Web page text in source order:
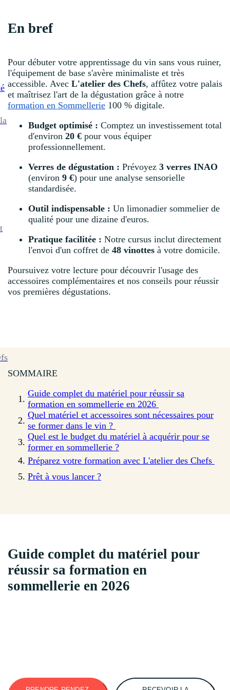
En bref
Pour débuter votre apprentissage du vin sans vous ruiner,
l'équipement de base s'avère minimaliste et très
accessible. Avec L'atelier des Chefs, affûtez votre palais
et maîtrisez l'art de la dégustation grâce à notre
formation en Sommellerie 100 % digitale.
Budget optimisé : Comptez un investissement total
d'environ 20 € pour vous équiper
professionnellement.
Verres de dégustation : Prévoyez 3 verres INAO
(environ 9 €) pour une analyse sensorielle
standardisée.
Outil indispensable : Un limonadier sommelier de
qualité pour une dizaine d'euros.
Pratique facilitée : Notre cursus inclut directement
l'envoi d'un coffret de 48 vinottes à votre domicile.
Poursuivez votre lecture pour découvrir l'usage des
accessoires complémentaires et nos conseils pour réussir
vos premières dégustations.
SOMMAIRE
Guide complet du matériel pour réussir sa
formation en sommellerie en 2026
Quel matériel et accessoires sont nécessaires pour
se former dans le vin ?
Quel est le budget du matériel à acquérir pour se
former en sommellerie ?
Préparez votre formation avec L'atelier des Chefs
Prêt à vous lancer ?
Guide complet du matériel pour
réussir sa formation en
sommellerie en 2026